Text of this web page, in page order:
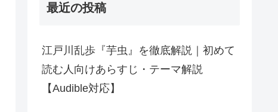
最近の投稿
江戸川乱歩『芋虫』を徹底解説｜初めて
読む人向けあらすじ・テーマ解説
【Audible対応】